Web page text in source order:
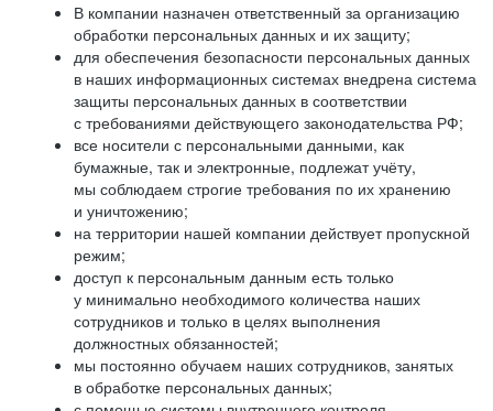
В компании назначен ответственный за организацию
обработки персональных данных и их защиту;
для обеспечения безопасности персональных данных
в наших информационных системах внедрена система
защиты персональных данных в соответствии
с требованиями действующего законодательства РФ;
все носители с персональными данными, как
бумажные, так и электронные, подлежат учёту,
мы соблюдаем строгие требования по их хранению
и уничтожению;
на территории нашей компании действует пропускной
режим;
доступ к персональным данным есть только
у минимально необходимого количества наших
сотрудников и только в целях выполнения
должностных обязанностей;
мы постоянно обучаем наших сотрудников, занятых
в обработке персональных данных;